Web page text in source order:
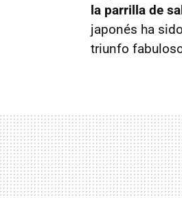
la parrilla de
japonés ha
triunfo